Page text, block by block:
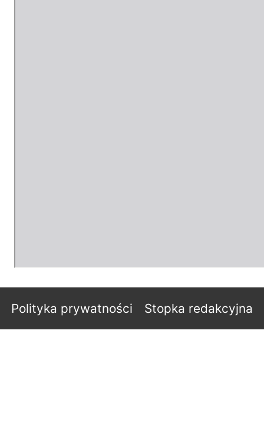
Polityka prywatności Stopka redakcyjna